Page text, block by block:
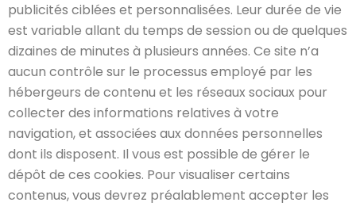
publicités ciblées et personnalisées. Leur durée de vie
est variable allant du temps de session ou de quelques
dizaines de minutes à plusieurs années. Ce site n’a
aucun contrôle sur le processus employé par les
hébergeurs de contenu et les réseaux sociaux pour
collecter des informations relatives à votre
navigation, et associées aux données personnelles
dont ils disposent. Il vous est possible de gérer le
dépôt de ces cookies. Pour visualiser certains
contenus, vous devrez préalablement accepter les